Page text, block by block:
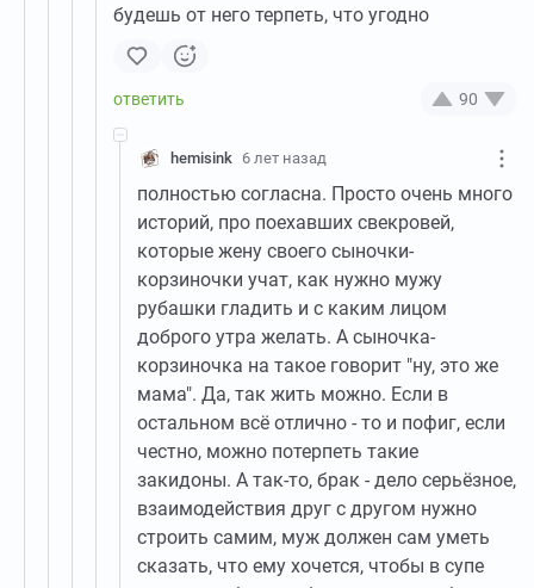
будешь от него терпеть, что угодно
90
hemisink 6 лет назад
полностью согласна. Просто очень много
историй, про поехавших свекровей,
которые жену своего сыночки-
корзиночки учат, как нужно мужу
рубашки гладить и с каким лицом
доброго утра желать. А сыночка-
корзиночка на такое говорит "ну, это же
мама". Да, так жить можно. Если в
остальном всё отлично - то и пофиг, если
честно, можно потерпеть такие
закидоны. А так-то, брак - дело серьёзное,
взаимодействия друг с другом нужно
строить самим, муж должен сам уметь
сказать, что ему хочется, чтобы в супе